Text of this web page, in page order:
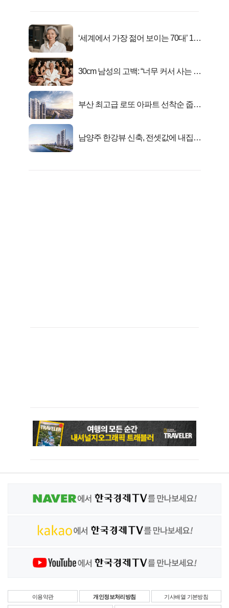
‘세계에서 가장 젊어 보이는 70대’ 1위
30cm 남성의 고백: “너무 커서 사는 게
부산 최고급 로또 아파트 선착순 줍줍
남양주 한강뷰 신축, 전셋값에 내집마
이용약관 개인정보처리방침 기사배열 기본방침